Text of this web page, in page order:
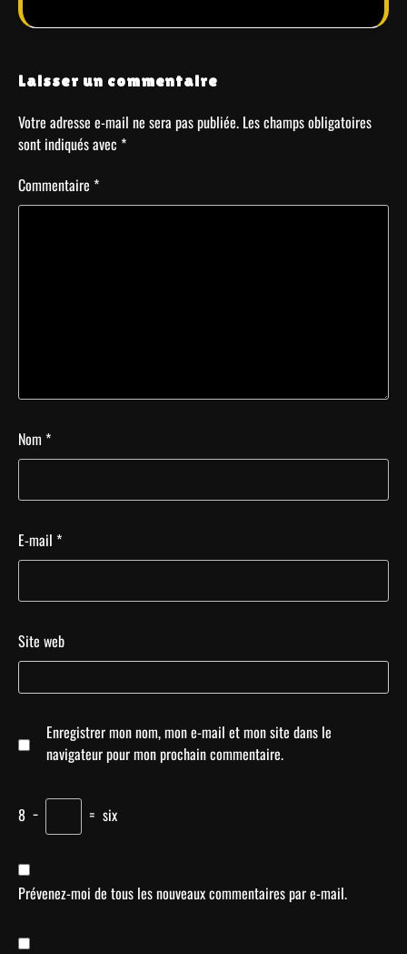
Laisser un commentaire
Votre adresse e-mail ne sera pas publiée. Les champs obligatoires
sont indiqués avec *
Commentaire *
Nom *
E-mail *
Site web
Enregistrer mon nom, mon e-mail et mon site dans le
navigateur pour mon prochain commentaire.
8 − = six
Prévenez-moi de tous les nouveaux commentaires par e-mail.